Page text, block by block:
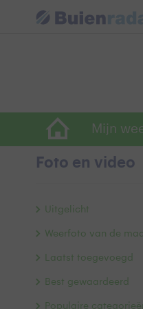
Mijn
Foto en video
Uitgelicht
Weerfoto van de
Laatst toegevoegd
Best gewaardeerd
Populaire